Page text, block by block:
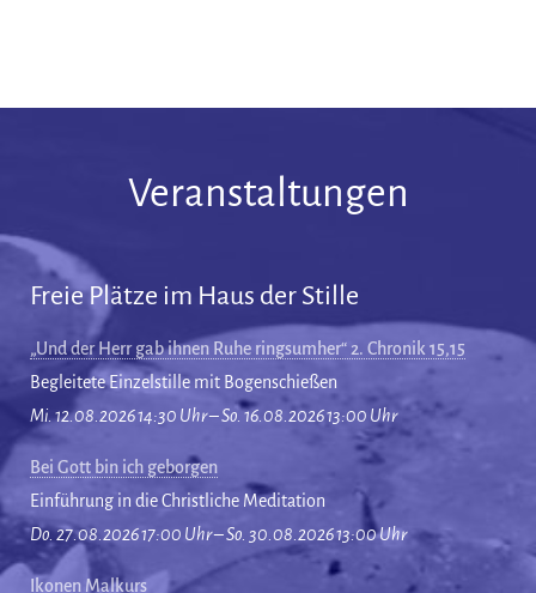
Veranstaltungen
Freie Plätze im Haus der Stille
„Und der Herr gab ihnen Ruhe ringsumher“ 2. Chronik 15,15
Begleitete Einzelstille mit Bogenschießen
Mi. 12.08.2026 14:30 Uhr – So. 16.08.2026 13:00 Uhr
Bei Gott bin ich geborgen
Einführung in die Christliche Meditation
Do. 27.08.2026 17:00 Uhr – So. 30.08.2026 13:00 Uhr
Ikonen Malkurs